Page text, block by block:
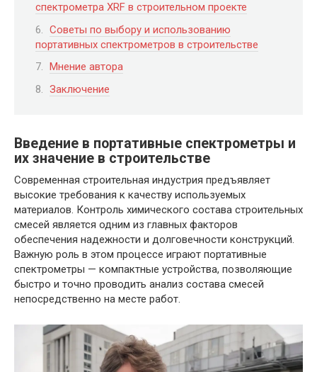
спектрометра XRF в строительном проекте
Советы по выбору и использованию
портативных спектрометров в строительстве
Мнение автора
Заключение
Введение в портативные спектрометры и
их значение в строительстве
Современная строительная индустрия предъявляет
высокие требования к качеству используемых
материалов. Контроль химического состава строительных
смесей является одним из главных факторов
обеспечения надежности и долговечности конструкций.
Важную роль в этом процессе играют портативные
спектрометры — компактные устройства, позволяющие
быстро и точно проводить анализ состава смесей
непосредственно на месте работ.